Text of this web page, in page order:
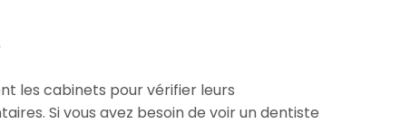
les cabinets pour vérifier leurs
Si vous avez besoin de voir un dentiste